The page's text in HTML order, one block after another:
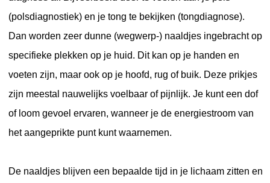
(polsdiagnostiek) en je tong te bekijken (tongdiagnose).
Dan worden zeer dunne (wegwerp-) naaldjes ingebracht op
specifieke plekken op je huid. Dit kan op je handen en
voeten zijn, maar ook op je hoofd, rug of buik. Deze prikjes
zijn meestal nauwelijks voelbaar of pijnlijk. Je kunt een dof
of loom gevoel ervaren, wanneer je de energiestroom van
het aangeprikte punt kunt waarnemen.
De naaldjes blijven een bepaalde tijd in je lichaam zitten en